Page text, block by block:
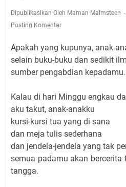
Dipublikasikan Oleh Maman Malmsteen
Posting Komentar
Apakah yang kupunya, anak-
selain buku-buku dan sedikit
sumber pengabdian kepadamu.
Kalau di hari Minggu engkau
aku takut, anak-anakku
kursi-kursi tua yang di sana
dan meja tulis sederhana
dan jendela-jendela yang tak
semua padamu akan
tangga.